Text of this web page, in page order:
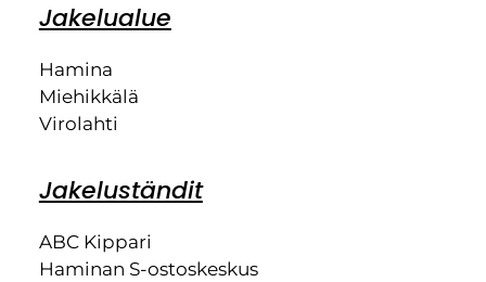
Jakelualue
Hamina
Miehikkälä
Virolahti
Jakeluständit
ABC Kippari
Haminan S-ostoskeskus